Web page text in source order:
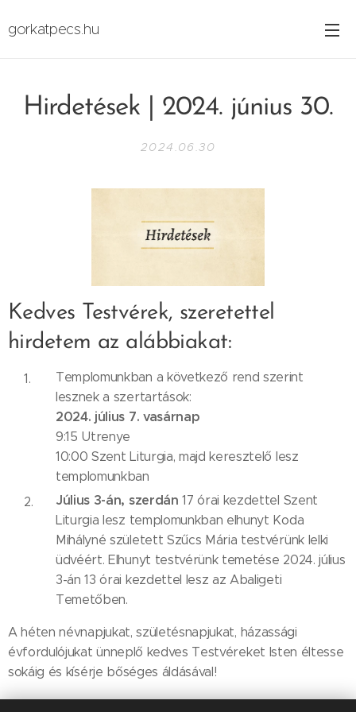
gorkatpecs.hu
Hirdetések | 2024. június 30.
2024.06.30
Kedves Testvérek, szeretettel
hirdetem az alábbiakat:
Templomunkban a következő rend szerint
lesznek a szertartások:
2024. július 7. vasárnap
9:15 Utrenye
10:00 Szent Liturgia, majd keresztelő lesz
templomunkban
Július 3-án, szerdán 17 órai kezdettel Szent
Liturgia lesz templomunkban elhunyt Koda
Mihályné született Szűcs Mária testvérünk lelki
üdvéért. Elhunyt testvérünk temetése 2024. július
3-án 13 órai kezdettel lesz az Abaligeti
Temetőben.
A héten névnapjukat, születésnapjukat, házassági
évfordulójukat ünneplő kedves Testvéreket Isten éltesse
sokáig és kísérje bőséges áldásával!